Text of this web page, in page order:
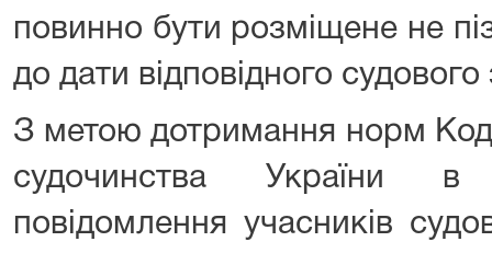
повинно бути розміщене не
до дати відповідного судового
З метою дотримання норм
судочинства України в
повідомлення учасників